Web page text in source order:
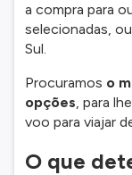
a compra para
selecionadas,
Sul.
Procuramos o
opções, para
voo para viajar
O que